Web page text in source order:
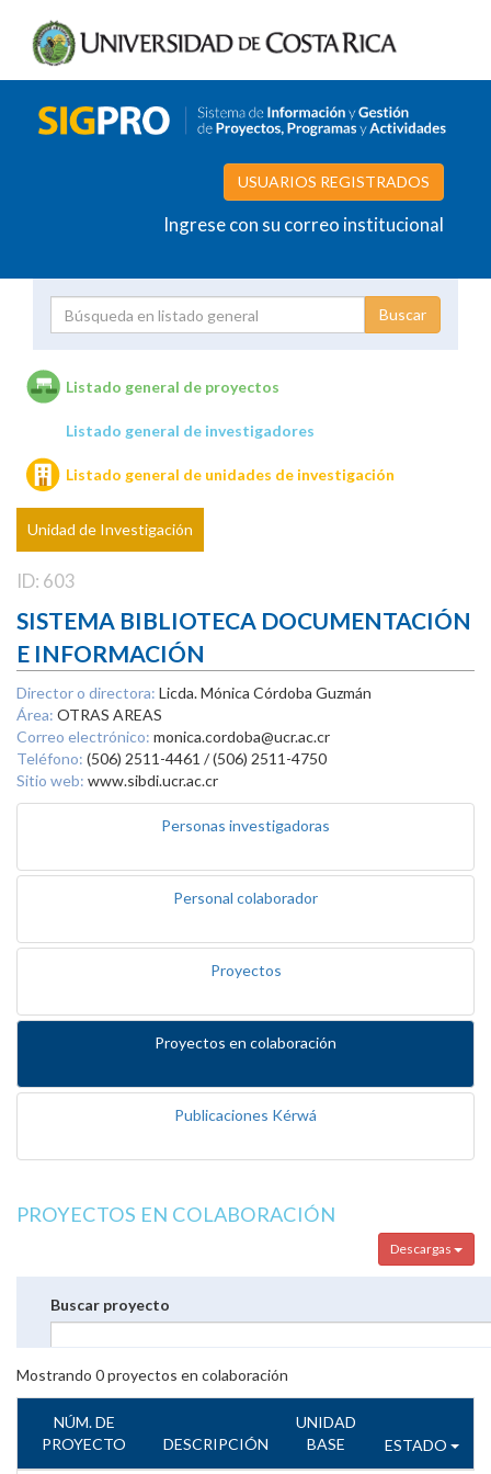
USUARIOS REGISTRADOS
Ingrese con su correo institucional
Unidades de investigación
Listado general de proyectos
Listado general de investigadores
Listado general de unidades de investigación
Unidad de Investigación
ID: 603
SISTEMA BIBLIOTECA DOCUMENTACIÓN
E INFORMACIÓN
Director o directora: Licda. Mónica Córdoba Guzmán
Área: OTRAS AREAS
Correo electrónico: monica.cordoba@ucr.ac.cr
Teléfono: (506) 2511-4461 / (506) 2511-4750
Sitio web: www.sibdi.ucr.ac.cr
Personas investigadoras
Personal colaborador
Proyectos
Proyectos en colaboración
Publicaciones Kérwá
PROYECTOS EN COLABORACIÓN
Descargas
Buscar proyecto
Mostrando 0proyectos en colaboración
NÚM. DE
PROYECTO
DESCRIPCIÓN
UNIDAD
BASE
ESTADO